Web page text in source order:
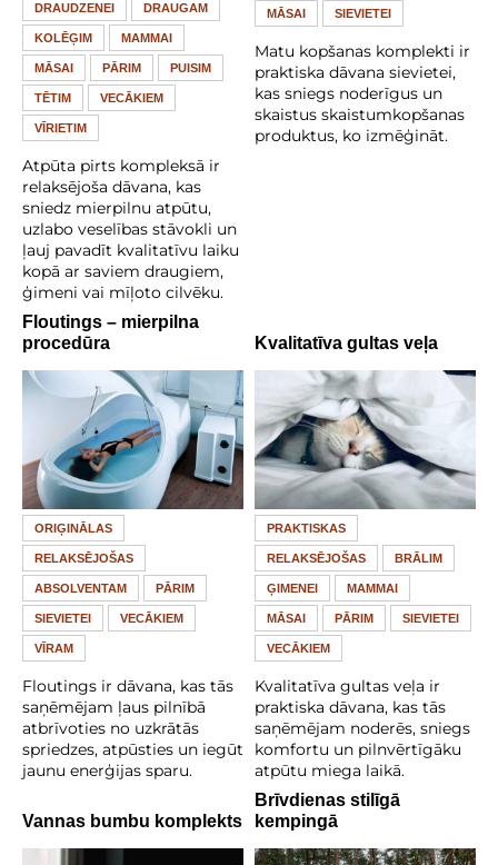
DRAUDZENEI DRAUGAM
KOLĒĢIM MAMMAI
MĀSAI PĀRIM PUISIM
TĒTIM VECĀKIEM
VĪRIETIM
Atpūta pirts kompleksā ir
relaksējoša dāvana, kas
sniedz mierpilnu atpūtu,
uzlabo veselības stāvokli un
ļauj pavadīt kvalitatīvu laiku
kopā ar saviem draugiem,
ģimeni vai mīļoto cilvēku.
MĀSAI SIEVIETEI
Matu kopšanas komplekti ir
praktiska dāvana sievietei,
kas sniegs noderīgus un
skaistus skaistumkopšanas
produktus, ko izmēģināt.
Floutings – mierpilna
procedūra
ORIĢINĀLAS
RELAKSĒJOŠAS
ABSOLVENTAM PĀRIM
SIEVIETEI VECĀKIEM
VĪRAM
Floutings ir dāvana, kas tās
saņēmējam ļaus pilnībā
atbrīvoties no uzkrātās
spriedzes, atpūsties un iegūt
jaunu enerģijas sparu.
Kvalitatīva gultas veļa
PRAKTISKAS
RELAKSĒJOŠAS BRĀLIM
ĢIMENEI MAMMAI
MĀSAI PĀRIM SIEVIETEI
VECĀKIEM
Kvalitatīva gultas veļa ir
praktiska dāvana, kas tās
saņēmējam noderēs, sniegs
komfortu un pilnvērtīgāku
atpūtu miega laikā.
Vannas bumbu komplekts
Brīvdienas stilīgā
kempingā